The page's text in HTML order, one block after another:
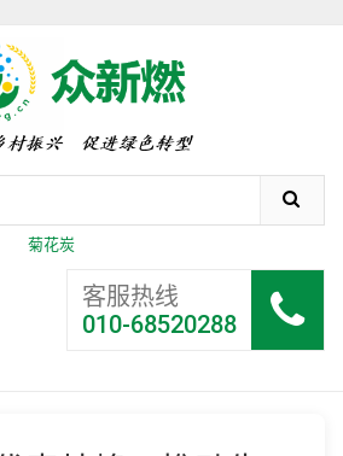
菊花炭
客服热线
010-68520288